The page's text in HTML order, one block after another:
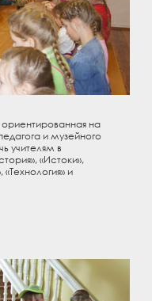
на
и музейного
учителям в
«Истоки»,
и